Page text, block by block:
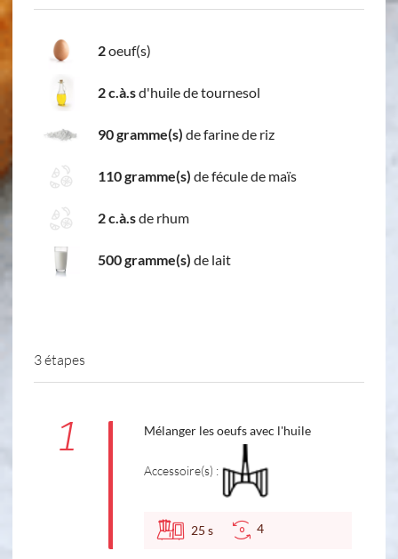
2oeuf(s)
2 c.à.sd'huile de tournesol
90 gramme(s) de farine de riz
110 gramme(s) de fécule de maïs
2 c.à.sde rhum
500 gramme(s) de lait
3 étapes
1 Mélanger les oeufs avec l'huile
Accessoire(s) :
25 s 4